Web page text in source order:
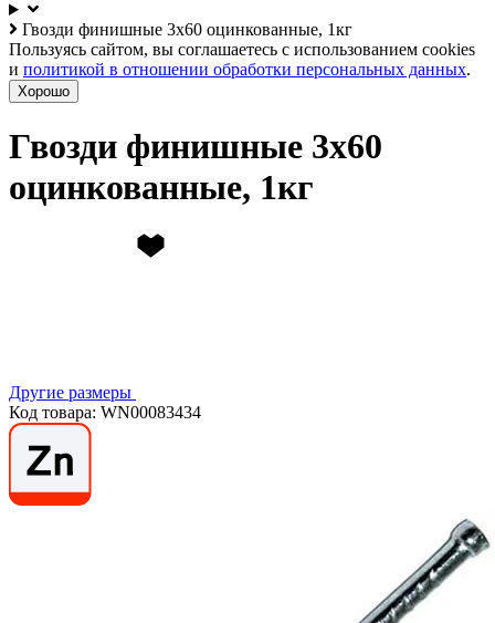
Гвозди финишные 3х60 оцинкованные, 1кг
Пользуясь сайтом, вы соглашаетесь с использованием cookies
и политикой в отношении обработки персональных данных.
Хорошо
Гвозди финишные 3х60
оцинкованные, 1кг
Другие размеры
Код товара: WN00083434